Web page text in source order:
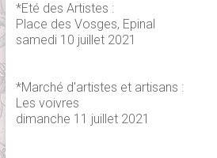
*Eté des Artistes :
Place des Vosges, Epinal
samedi 10 juillet 2021
*Marché d'artistes et artisans :
Les voivres
dimanche 11 juillet 2021